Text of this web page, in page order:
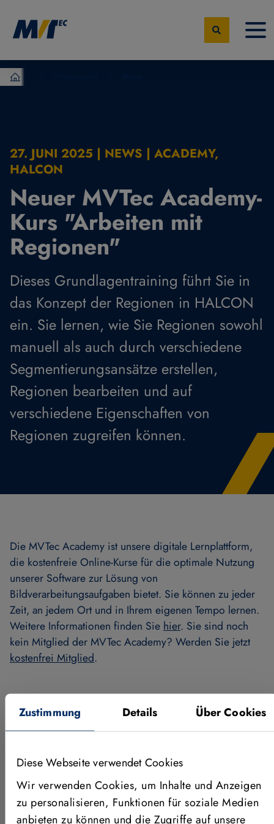
Zustimmung Details Über Cookies
Diese Webseite verwendet Cookies
Wir verwenden Cookies, um Inhalte und Anzeigen
zu personalisieren, Funktionen für soziale Medien
anbieten zu können und die Zugriffe auf unsere
MVTec Software – Experten der industrielle
27. JUNI 2025 | NEWS | ACADEMY,
HALCON
Neuer MVTec Academy-
Kurs "Arbeiten mit
Regionen"
Dieses Grundlagentraining führt Sie in
das Konzept der Regionen in HALCON
ein. Sie lernen, wie Sie Regionen sowohl
manuell als auch durch verschiedene
Segmentierungsansätze erstellen,
Regionen bearbeiten und auf
verschiedene Eigenschaften von
Regionen zugreifen können.
Die MVTec Academy ist unsere digitale Lernplattform,
die kostenfreie Online-Kurse für die optimale Nutzung
unserer Software zur Lösung von
Bildverarbeitungsaufgaben bietet. Sie können zu jeder
Zeit, an jedem Ort und in Ihrem eigenen Tempo lernen.
Weitere Informationen finden Sie hier. Sie sind noch
kein Mitglied der MVTec Academy? Werden Sie jetzt
kostenfrei Mitglied.
Weitere News